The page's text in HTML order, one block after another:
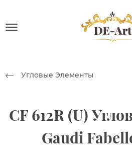
Угловые Элементы
CF 612R (U)
Gaudi